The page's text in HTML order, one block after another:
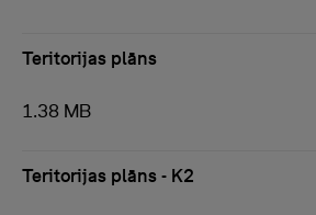
Teritorijas plāns
1.38 MB
Teritorijas plāns - K2